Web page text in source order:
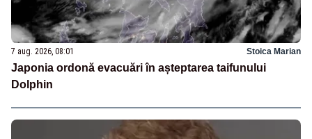
7 aug. 2026, 08:01 Stoica Marian
Japonia ordonă evacuări în așteptarea taifunului
Dolphin